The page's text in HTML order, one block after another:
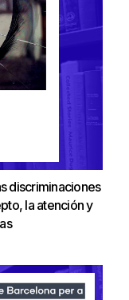
discriminaciones
la atención y